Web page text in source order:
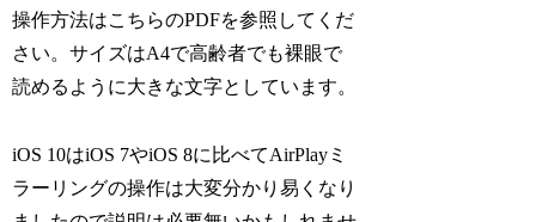
操作方法はこちらのPDFを参照してくだ
さい。サイズはA4で高齢者でも裸眼で
読めるように大きな文字としています。
iOS 10はiOS 7やiOS 8に比べてAirPlayミ
ラーリングの操作は大変分かり易くなり